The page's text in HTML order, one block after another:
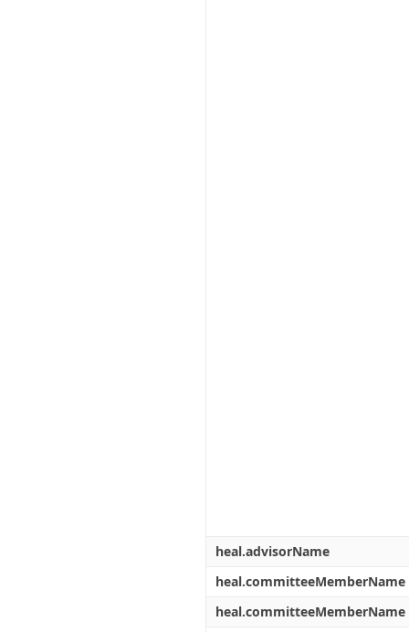
heal.advisorName
heal.committeeMemberName
heal.committeeMemberName